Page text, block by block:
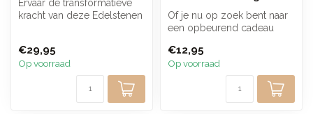
Ervaar de transformatieve
kracht van deze Edelstenen
€29,95
Op voorraad
Of je nu op zoek bent naar
een opbeurend cadeau
wilt...
€12,95
Op voorraad